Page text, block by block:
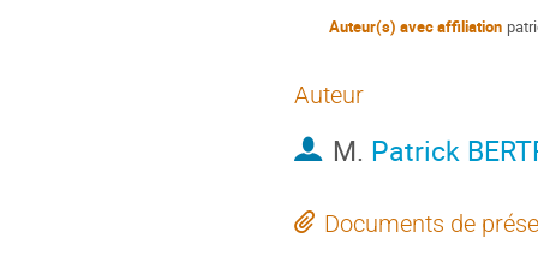
Auteur(s) avec affiliation
Auteur
M. Patrick
Documents de